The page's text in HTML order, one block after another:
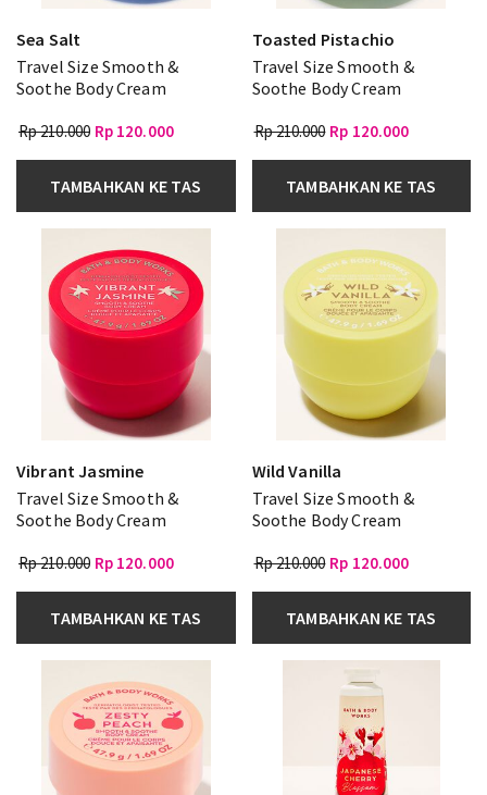
Sea Salt
Travel Size Smooth &
Soothe Body Cream
Rp 210.000 Rp 120.000
TAMBAHKAN KE TAS
Toasted Pistachio
Travel Size Smooth &
Soothe Body Cream
Rp 210.000 Rp 120.000
TAMBAHKAN KE TAS
Vibrant Jasmine
Travel Size Smooth &
Soothe Body Cream
Rp 210.000 Rp 120.000
TAMBAHKAN KE TAS
Wild Vanilla
Travel Size Smooth &
Soothe Body Cream
Rp 210.000 Rp 120.000
TAMBAHKAN KE TAS